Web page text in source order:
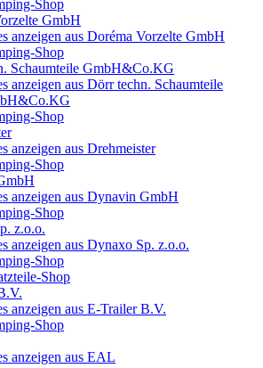
Shop
GmbH
anzeigen aus Doréma Vorzelte GmbH
Shop
Schaumteile GmbH&Co.KG
anzeigen aus Dörr techn. Schaumteile
Shop
anzeigen aus Drehmeister
Shop
anzeigen aus Dynavin GmbH
Shop
z.o.o.
anzeigen aus Dynaxo Sp. z.o.o.
Shop
Shop
anzeigen aus E-Trailer B.V.
Shop
anzeigen aus EAL